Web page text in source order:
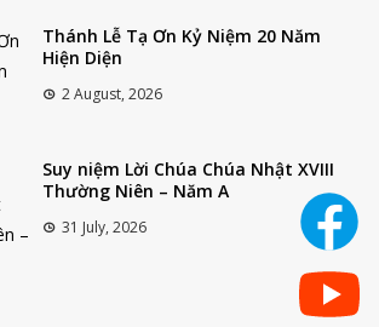
Thánh Lễ Tạ Ơn Kỷ Niệm 20 Năm
Hiện Diện
2 August, 2026
Suy niệm Lời Chúa Chúa Nhật XVIII
Thường Niên – Năm A
31 July, 2026